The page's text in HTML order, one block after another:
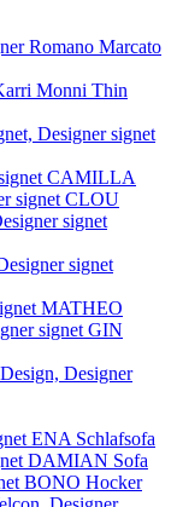
Thin
CAMILLA
CLOU
MATHEO
GIN
ENA Schlafsofa
DAMIAN Sofa
BONO Hocker